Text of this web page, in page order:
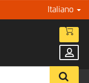
Italiano